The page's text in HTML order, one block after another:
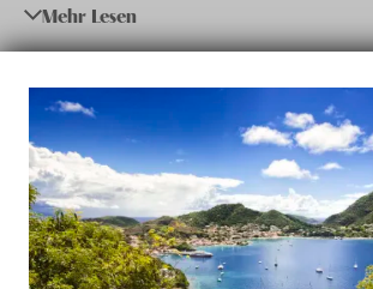
selbstständige Staaten. „Hopping“
was wiederum „Verweilen“ bedeutet.
beim Karibik Inselhüpfen keine der
bereist werden.
Karibik Insel Hopping eignet sich
Gäste, die nicht nur eine Insel
sondern die Vielseitigkeit der Karibik
Mehr Lesen